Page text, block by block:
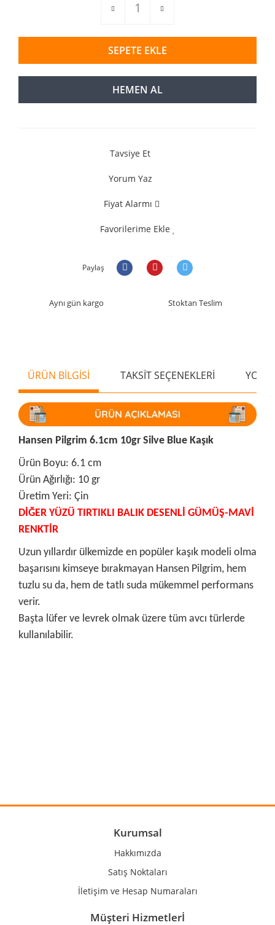
SEPETE EKLE
HEMEN AL
Tavsiye Et
Yorum Yaz
Fiyat Alarmı
Favorilerime Ekle
Paylaş
Aynı gün kargo Stoktan Teslim
ÜRÜN BİLGİSİ TAKSİT SEÇENEKLERİ
Hansen Pilgrim 6.1cm 10gr Silve Blue Kaşık
Ürün Boyu: 6.1 cm
Ürün Ağırlığı: 10 gr
Üretim Yeri: Çin
DİĞER YÜZÜ TIRTIKLI BALIK DESENLİ GÜMÜŞ-MAVİ
RENKTİR
Uzun yıllardır ülkemizde en popüler kaşık modeli olma
başarısını kimseye bırakmayan Hansen Pilgrim, hem
tuzlu su da, hem de tatlı suda mükemmel performans
verir.
Başta lüfer ve levrek olmak üzere tüm avcı türlerde
kullanılabilir.
Ürün açıklamasında eksik bilgiler bulunuyor.
Ürün bilgilerinde hatalar bulunuyor.
Kurumsal
Hakkımızda
Satış Noktaları
İletişim ve Hesap Numaraları
Müşteri Hizmetlerİ